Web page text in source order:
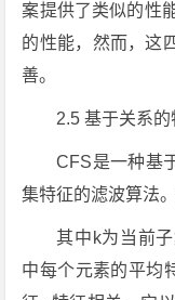
案提供了类似的性
的性能，然而，这
善。
2.5 基于关系的
CFS是一种基
集特征的滤波算法
其中k为当前
中每个元素的平均